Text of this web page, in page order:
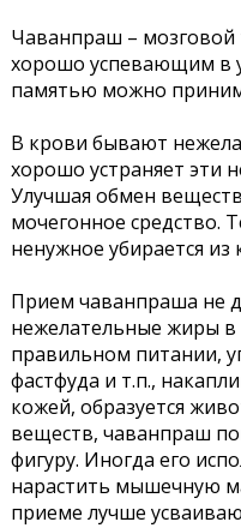
Чаванпраш – мозговой
хорошо успевающим в
памятью можно
В крови бывают
хорошо устраняет эти
Улучшая обмен
мочегонное средство.
ненужное убирается из
Прием чаванпраша не
нежелательные жиры в
правильном питании,
фастфуда и т.п.,
кожей, образуется
веществ, чаванпраш
фигуру. Иногда его
нарастить мышечную
приеме лучше